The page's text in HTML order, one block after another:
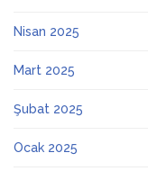
Nisan 2025
Mart 2025
Şubat 2025
Ocak 2025